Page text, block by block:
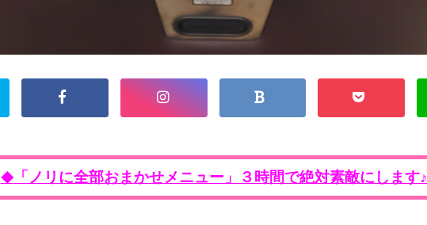
◆「ノリに全部おまかせメニュー」３時間で絶対素敵にします♪